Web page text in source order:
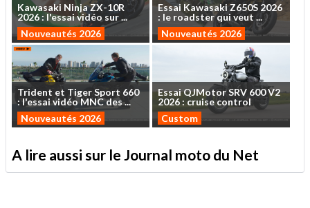
Kawasaki NinjaZX-10R
2026: l'essaividéo sur...
Nouveautés 2026
Essai KawasakiZ650S 2026
: le roadsterquiveut ...
Nouveautés 2026
Trident et TigerSport 660
: l'essaividéoMNCdes...
Nouveautés 2026
EssaiQJMotorSRV 600V2
2026 : cruise control
Custom
A lire aussi sur le Journal moto du Net